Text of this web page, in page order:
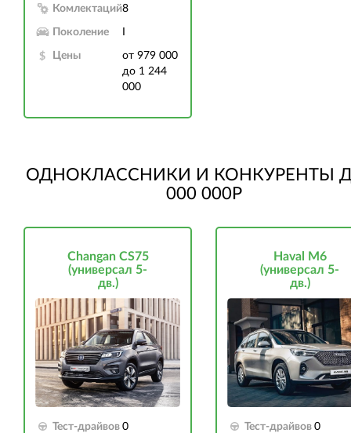
Комлектаций8
Поколение
Цены
от 979 000
до 1 244
000
ОДНОКЛАССНИКИ И КОНКУРЕНТЫ
000 000Р
Changan CS75
(универсал 5-
дв.)
Тест-драйвов 0
Haval M6
(универсал 5-
дв.)
Тест-драйвов 0